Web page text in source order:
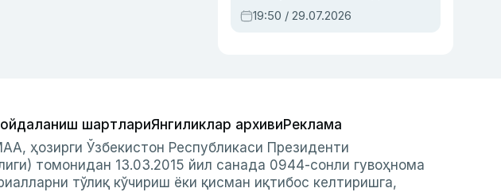
чиққан қаҳрамон —
Украина армияси бош
19:50 / 29.07.2026
шартлариЯнгиликлар архивиРеклама
ҳозирги Ўзбекистон Республикаси Президенти
томонидан 13.03.2015 йил санада 0944-сонли гувоҳнома
тўлиқ кўчириш ёки қисман иқтибос келтиришга,